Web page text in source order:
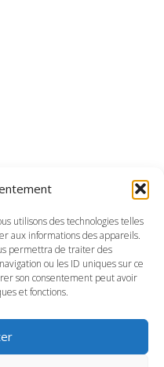
utilisons des technologies telles
aux informations des appareils.
permettra de traiter des
ou les ID uniques sur ce
son consentement peut avoir
et fonctions.
101